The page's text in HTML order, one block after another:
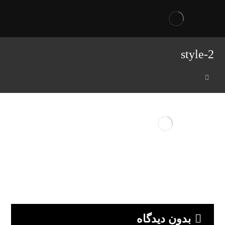
style-2
بدون دیدگاه